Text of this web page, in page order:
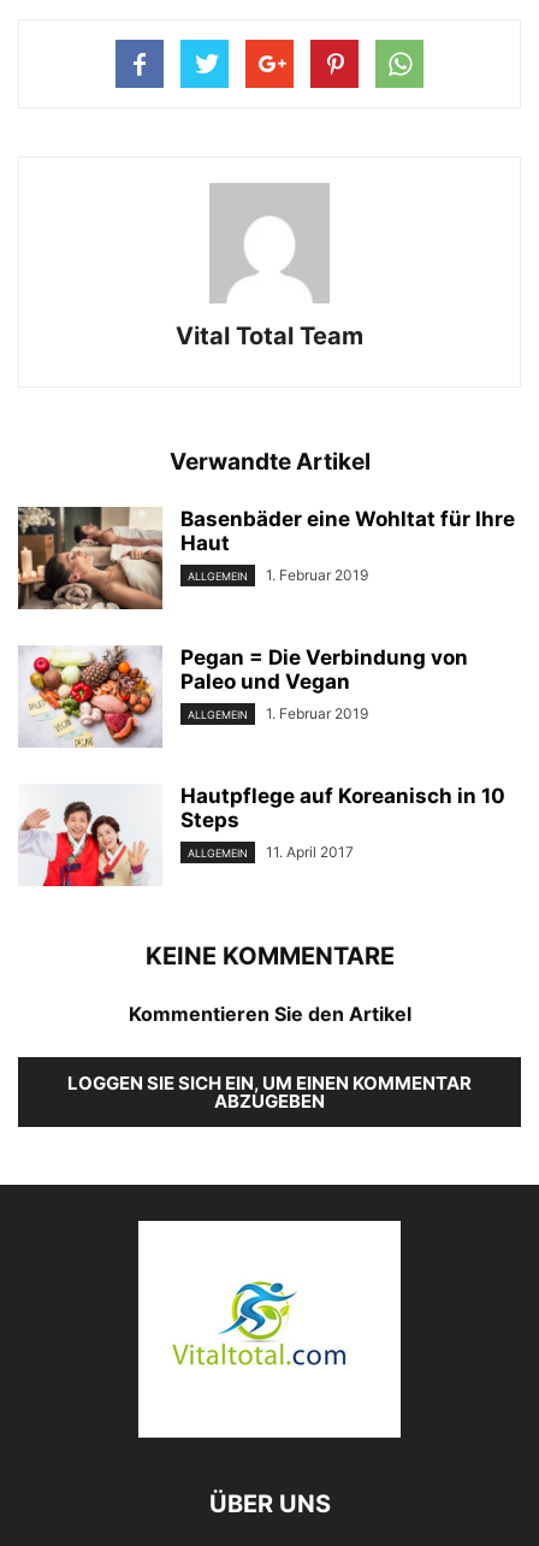
Vital Total Team
Verwandte Artikel
Basenbäder eine Wohltat für Ihre
Haut
ALLGEMEIN 1. Februar 2019
Pegan = Die Verbindung von
Paleo und Vegan
ALLGEMEIN 1. Februar 2019
Hautpflege auf Koreanisch in 10
Steps
ALLGEMEIN 11. April 2017
KEINE KOMMENTARE
Kommentieren Sie den Artikel
LOGGEN SIE SICH EIN, UM EINEN KOMMENTAR
ABZUGEBEN
ÜBER UNS